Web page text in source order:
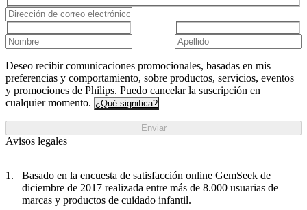
Deseo recibir comunicaciones promocionales, basadas en mis
preferencias y comportamiento, sobre productos, servicios, eventos
y promociones de Philips. Puedo cancelar la suscripción en
cualquier momento. ¿Qué significa?
Enviar
Avisos legales
Basado en la encuesta de satisfacción online GemSeek de
diciembre de 2017 realizada entre más de 8.000 usuarias de
marcas y productos de cuidado infantil.